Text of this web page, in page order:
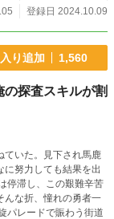
登録日 2024.10.09
り追加 1,560
探査スキルが割
いた。見下され馬鹿
に努力しても結果を出
停滞し、この艱難辛苦
んな折、憧れの勇者一
レードで賑わう街道